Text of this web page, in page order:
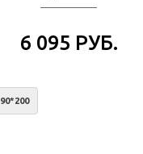
6 095 РУБ.
90*200